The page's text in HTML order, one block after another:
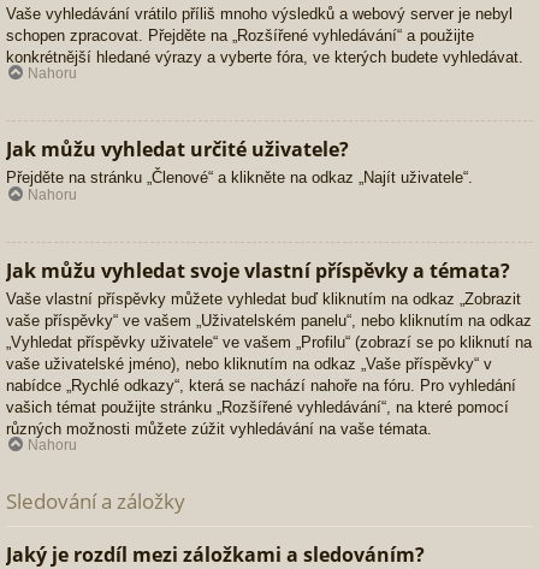
Vaše vyhledávání vrátilo příliš mnoho výsledků a webový server je nebyl
schopen zpracovat. Přejděte na „Rozšířené vyhledávání“ a použijte
konkrétnější hledané výrazy a vyberte fóra, ve kterých budete vyhledávat.
Nahoru
Jak můžu vyhledat určité uživatele?
Přejděte na stránku „Členové“ a klikněte na odkaz „Najít uživatele“.
Nahoru
Jak můžu vyhledat svoje vlastní příspěvky a témata?
Vaše vlastní příspěvky můžete vyhledat buď kliknutím na odkaz „Zobrazit
vaše příspěvky“ ve vašem „Uživatelském panelu“, nebo kliknutím na odkaz
„Vyhledat příspěvky uživatele“ ve vašem „Profilu“ (zobrazí se po kliknutí na
vaše uživatelské jméno), nebo kliknutím na odkaz „Vaše příspěvky“ v
nabídce „Rychlé odkazy“, která se nachází nahoře na fóru. Pro vyhledání
vašich témat použijte stránku „Rozšířené vyhledávání“, na které pomocí
různých možnosti můžete zúžit vyhledávání na vaše témata.
Nahoru
Sledování a záložky
Jaký je rozdíl mezi záložkami a sledováním?